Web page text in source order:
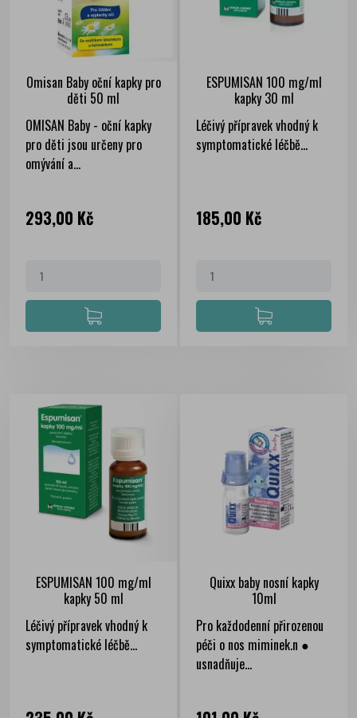
Omisan Baby oční kapky pro
děti 50 ml
OMISAN Baby - oční kapky
pro děti jsou určeny pro
omývání a...
Cena
293,00 Kč
ESPUMISAN 100 mg/ml
kapky 30 ml
Léčivý přípravek vhodný k
symptomatické léčbě...
Cena
185,00 Kč
ESPUMISAN 100 mg/ml
kapky 50 ml
Léčivý přípravek vhodný k
symptomatické léčbě...
Quixx baby nosní kapky
10ml
Pro každodenní přirozenou
péči o nos miminek.n ●
usnadňuje...